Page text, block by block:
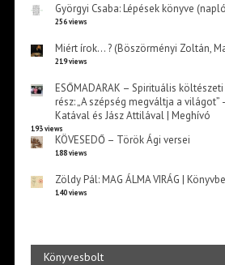
Györgyi Csaba: Lépések könyve
256 views
Miért írok… ? (Böszörményi Zoltán,
219 views
ESŐMADARAK – Spirituális
rész: „A szépség megváltja a
Katával és Jász Attilával | Meghívó
193 views
KÖVESEDŐ – Török Ági versei
188 views
Zöldy Pál: MAG ÁLMA VIRÁG |
140 views
Könyvesbolt